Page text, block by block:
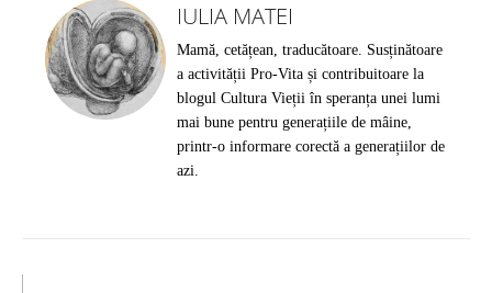
IULIA MATEI
Mamă, cetățean, traducătoare. Susținătoare
a activității Pro-Vita și contribuitoare la
blogul Cultura Vieții în speranța unei lumi
mai bune pentru generațiile de mâine,
printr-o informare corectă a generațiilor de
azi.